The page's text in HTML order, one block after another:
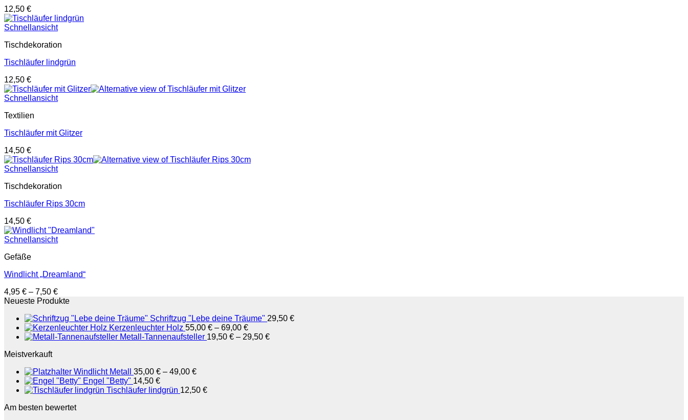
12,50 €
Schnellansicht
Tischdekoration
Tischläufer lindgrün
12,50 €
Schnellansicht
Textilien
Tischläufer mit Glitzer
14,50 €
Schnellansicht
Tischdekoration
Tischläufer Rips 30cm
14,50 €
Schnellansicht
Gefäße
Windlicht „Dreamland“
4,95 € – 7,50 €
Neueste Produkte
Schriftzug "Lebe deine Träume" 29,50 €
Kerzenleuchter Holz 55,00 € – 69,00 €
Metall-Tannenaufsteller 19,50 € – 29,50 €
Meistverkauft
Windlicht Metall
35,00 € – 49,00 €
Engel "Betty" 14,50 €
Tischläufer lindgrün 12,50 €
Am besten bewertet